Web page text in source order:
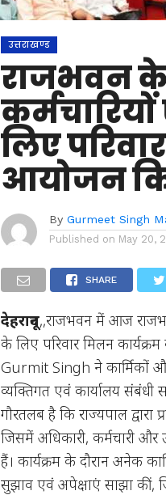
उत्तराखण्ड
राजभवन के
लिए
आयोजन
By Gurmeet Singh
Published on May 20,
SHARE
देहरादून,,राजभवन में आज
के लिए परिवार मिलन
Gurmit Singh ने कार्मिकों
व्यक्तिगत एवं कार्यालय संबंधी
गौरतलब है कि राज्यपाल
जिसमें अधिकारी, कर्मचारी
हैं। कार्यक्रम के दौरान अनेक
सुझाव एवं अपेक्षाएं साझा कीं,